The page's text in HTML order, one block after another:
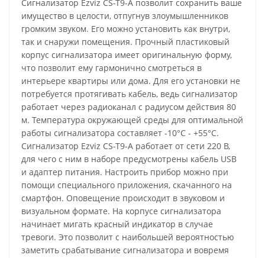
Сигнализатор Ezviz CS-T9-A позволит сохранить ваше
имущество в целости, отпугнув злоумышленников
громким звуком. Его можно установить как внутри,
так и снаружи помещения. Прочный пластиковый
корпус сигнализатора имеет оригинальную форму,
что позволит ему гармонично смотреться в
интерьере квартиры или дома. Для его установки не
потребуется протягивать кабель, ведь сигнализатор
работает через радиоканал с радиусом действия 80
м. Температура окружающей среды для оптимальной
работы сигнализатора составляет -10°С - +55°С.
Сигнализатор Ezviz CS-T9-A работает от сети 220 В,
для чего с ним в наборе предусмотрены кабель USB
и адаптер питания. Настроить прибор можно при
помощи специального приложения, скачанного на
смартфон. Оповещение происходит в звуковом и
визуальном формате. На корпусе сигнализатора
начинает мигать красный индикатор в случае
тревоги. Это позволит с наибольшей вероятностью
заметить срабатывание сигнализатора и вовремя